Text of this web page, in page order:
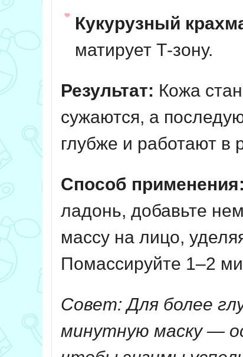
Кукурузный
матирует Т-зону.
Результат: Кожа
сужаются, а
глубже и работают в
Способ применения:
ладонь, добавьте
массу на лицо,
Помассируйте 1–2
Совет: Для более
минутную маску —